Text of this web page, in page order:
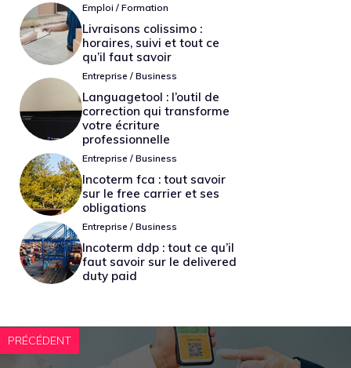
Emploi / Formation
Livraisons colissimo :
horaires, suivi et tout ce
qu’il faut savoir
Entreprise / Business
Languagetool : l’outil de
correction qui transforme
votre écriture
professionnelle
Entreprise / Business
Incoterm fca : tout savoir
sur le free carrier et ses
obligations
Entreprise / Business
Incoterm ddp : tout ce qu’il
faut savoir sur le delivered
duty paid
PRÉCÉDENT